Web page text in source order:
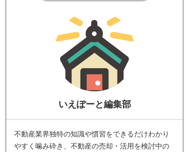
いえぽーと編集部
不動産業界独特の知識や慣習をできるだけわかり
やすく噛み砕き、不動産の売却・活用を検討中の